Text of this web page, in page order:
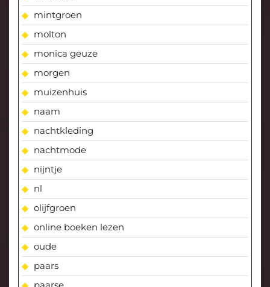
mintgroen
molton
monica geuze
morgen
muizenhuis
naam
nachtkleding
nachtmode
nijntje
nl
olijfgroen
online boeken lezen
oude
paars
paarse